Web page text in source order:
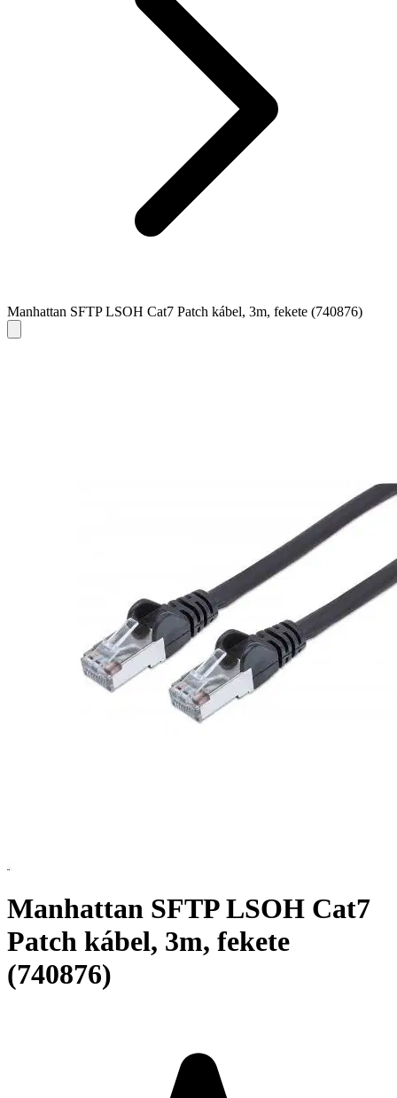
Manhattan SFTP LSOH Cat7 Patch kábel, 3m, fekete (740876)
Manhattan SFTP LSOH Cat7
Patch kábel, 3m, fekete
(740876)